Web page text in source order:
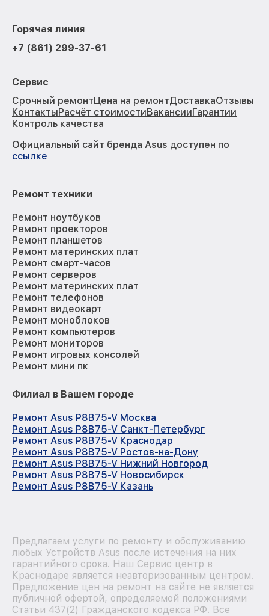
Горячая линия
+7 (861) 299-37-61
Сервис
Срочный ремонтЦена на ремонтДоставкаОтзывы
КонтактыРасчёт стоимостиВакансииГарантии
Контроль качества
Официальный сайт бренда Asus доступен по
ссылке
Ремонт техники
Ремонт ноутбуков
Ремонт проекторов
Ремонт планшетов
Ремонт материнских плат
Ремонт смарт-часов
Ремонт серверов
Ремонт материнских плат
Ремонт телефонов
Ремонт видеокарт
Ремонт моноблоков
Ремонт компьютеров
Ремонт мониторов
Ремонт игровых консолей
Ремонт мини пк
Филиал в Вашем городе
Ремонт Asus P8B75-V Москва
Ремонт Asus P8B75-V Санкт-Петербург
Ремонт Asus P8B75-V Краснодар
Ремонт Asus P8B75-V Ростов-на-Дону
Ремонт Asus P8B75-V Нижний Новгород
Ремонт Asus P8B75-V Новосибирск
Ремонт Asus P8B75-V Казань
Предлагаем услуги по ремонту и обслуживанию
любых Устройств Asus после истечения на них
гарантийного срока. Наш Сервис центр в
Краснодаре является неавторизованным центром.
Предложение цен на ремонт на сайте не является
публичной офертой, определяемой положениями
Статьи 437(2) Гражданского кодекса РФ. Все